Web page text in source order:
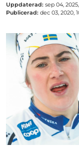
Uppdaterad: sep 04,
Publicerad: dec 03, 2020,